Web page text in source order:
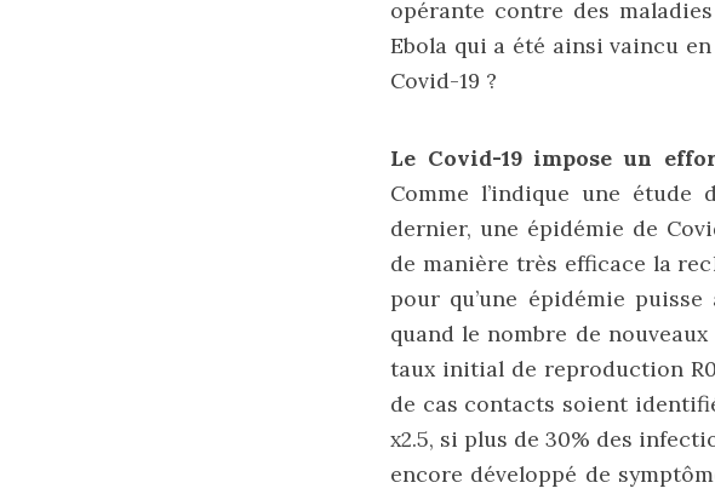
opérante contre des
Ebola qui a été ainsi vaincu en
Covid-19 ?
Le Covid-19 impose un
Comme l’indique une
dernier, une épidémie de
de manière très efficace la
pour qu’une épidémie
quand le nombre de
taux initial de reproduction
de cas contacts soient
x2.5, si plus de 30% des
encore développé de